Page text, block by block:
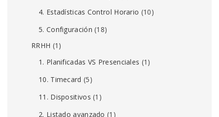
4. Estadísticas Control Horario (10)
5. Configuración (18)
RRHH (1)
1. Planificadas VS Presenciales (1)
10. Timecard (5)
11. Dispositivos (1)
2. Listado avanzado (1)